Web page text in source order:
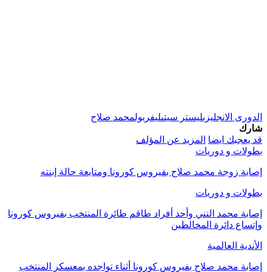
الدورى الانجليزىليستر سيتىليفربولمحمد صلاح
شارك
قد يعجبك ايضا المزيد عن المؤلف
بطولات و دوريات
إصابة زوجة محمد صلاح بفيروس كورونا ومتابعة حالة إبنته
بطولات و دوريات
إصابة محمد النني وأحد أفراد طاقم طائرة المنتخب بفيروس كورونا
وإتساع دائرة المخالطين
الأندية العالمية
إصابة محمد صلاح بفيروس كورونا أثناء تواجده بمعسكر المنتخب